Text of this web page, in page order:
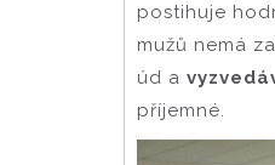
postihuje
mužů nemá
úd a
příjemné.